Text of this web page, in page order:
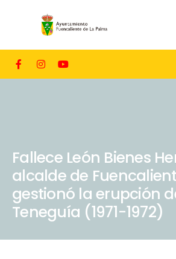
Fallece León Bienes
alcalde de
gestionó la erupción
Teneguía (1971-1972)